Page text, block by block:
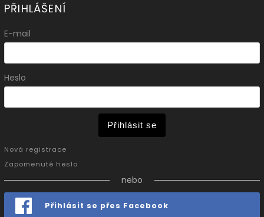
PŘIHLÁŠENÍ
E-mail
Heslo
Přihlásit se
Nová registrace
Zapomenuté heslo
nebo
Přihlásit se přes Facebook